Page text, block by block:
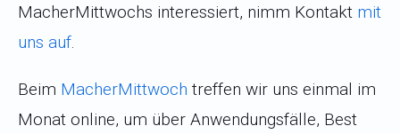
MacherMittwochs interessiert, nimm Kontakt mit
uns auf.
Beim MacherMittwoch treffen wir uns einmal im
Monat online, um über Anwendungsfälle, Best